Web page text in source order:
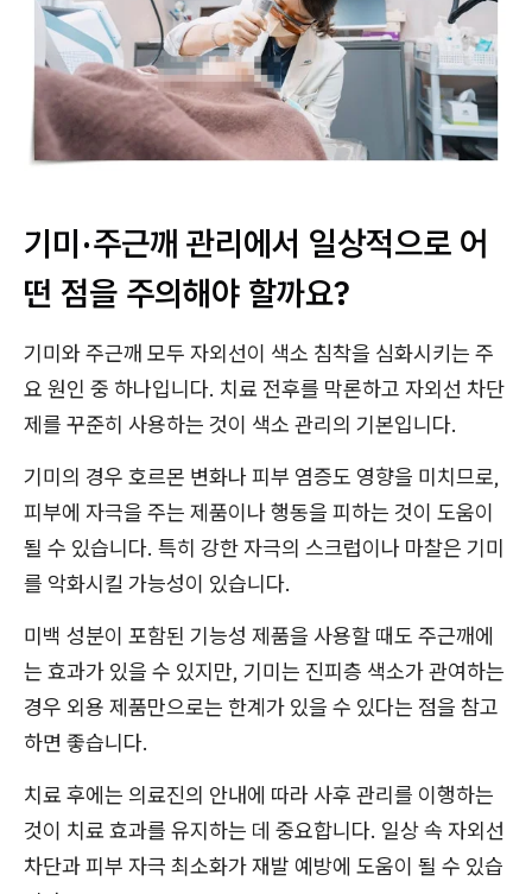
기미·주근깨 관리에서 일상적으로 어
떤 점을 주의해야 할까요?
기미와 주근깨 모두 자외선이 색소 침착을 심화시키는 주
요 원인 중 하나입니다. 치료 전후를 막론하고 자외선 차단
제를 꾸준히 사용하는 것이 색소 관리의 기본입니다.
기미의 경우 호르몬 변화나 피부 염증도 영향을 미치므로,
피부에 자극을 주는 제품이나 행동을 피하는 것이 도움이
될 수 있습니다. 특히 강한 자극의 스크럽이나 마찰은 기미
를 악화시킬 가능성이 있습니다.
미백 성분이 포함된 기능성 제품을 사용할 때도 주근깨에
는 효과가 있을 수 있지만, 기미는 진피층 색소가 관여하는
경우 외용 제품만으로는 한계가 있을 수 있다는 점을 참고
하면 좋습니다.
치료 후에는 의료진의 안내에 따라 사후 관리를 이행하는
것이 치료 효과를 유지하는 데 중요합니다. 일상 속 자외선
차단과 피부 자극 최소화가 재발 예방에 도움이 될 수 있습